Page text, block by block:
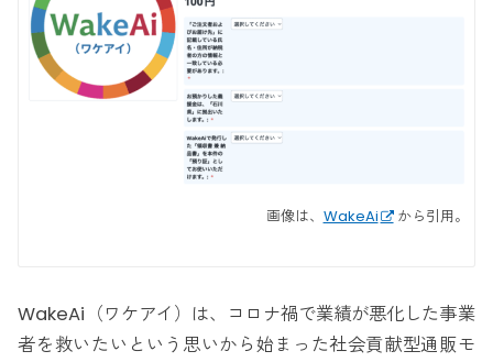
画像は、 WakeAi から引用。
WakeAi（ワケアイ）は、コロナ禍で業績が悪化した事業
者を救いたいという思いから始まった社会貢献型通販モ